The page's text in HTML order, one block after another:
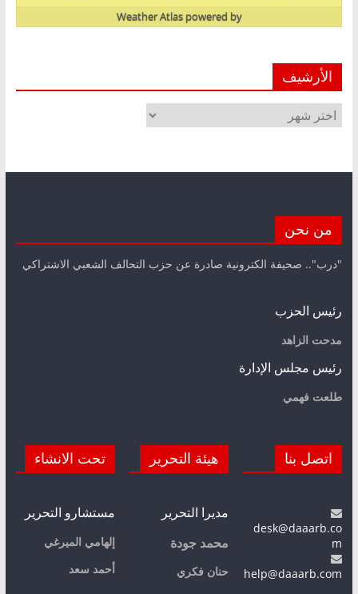
powered by
Weather Atlas
الأرشيف
الأرشيف
من نحن
"درب".. صحيفة الكترونية صادرة عن حزب التحالف الشعبي الاشتراكي
رئيس الحزب
مدحت الزاهد
رئيس مجلس الإدارة
طلعت فهمي
اتصل بنا
desk@daaarb.co
m
help@daaarb.com
هيئة التحرير
مديرا التحرير
محمد جودة
حنان فكري
تحت الانشاء
مستشارو التحرير
إلهامي الميرغي
أحمد سعد